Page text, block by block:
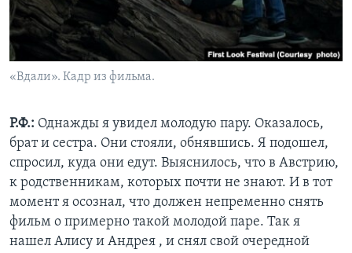
«Вдали». Кадр из фильма.
Р.Ф.: Однажды я увидел молодую пару. Оказалось,
брат и сестра. Они стояли, обнявшись. Я подошел,
спросил, куда они едут. Выяснилось, что в Австрию,
к родственникам, которых почти не знают. И в тот
момент я осознал, что должен непременно снять
фильм о примерно такой молодой паре. Так я
нашел Алису и Андрея , и снял свой очередной